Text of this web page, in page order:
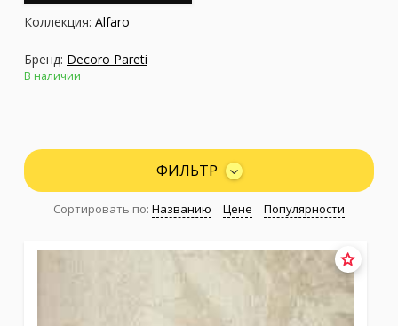
Заказать обратный звонок
Коллекция: Alfaro
Бренд: Decoro Pareti
В наличии
ФИЛЬТР
Сортировать по: Названию Цене Популярности